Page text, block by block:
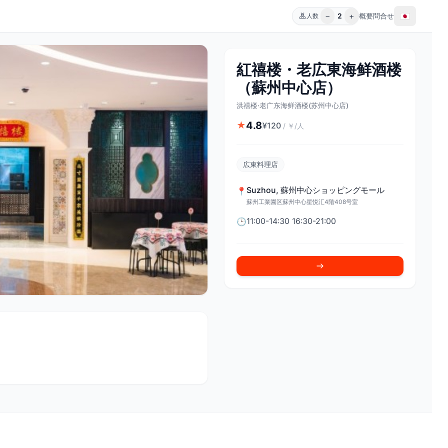
人数 − 2 + 概要問合せ 🇯🇵
紅禧楼・老広東海鲜酒楼
（蘇州中心店）
洪禧楼·老广东海鲜酒楼(苏州中心店)
★4.8¥120 / ￥/人
広東料理店
📍 Suzhou, 蘇州中心ショッピングモール
蘇州工業園区蘇州中心星悦汇4階408号室
🕒11:00-14:30 16:30-21:00